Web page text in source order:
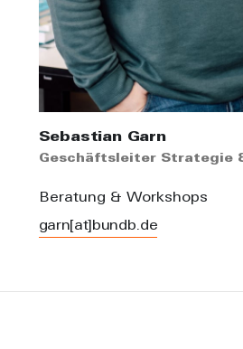
Sebastian Garn
Geschäftsleiter Strategie
Beratung & Workshops
garn[at]bundb.de